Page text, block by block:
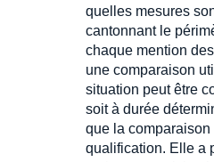
quelles mesures
cantonnant le
chaque mention des
une comparaison
situation peut être
soit à durée
que la
qualification. Elle a